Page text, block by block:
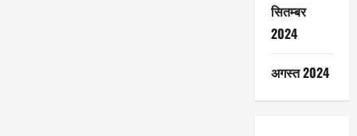
सितम्बर
2024
अगस्त 2024